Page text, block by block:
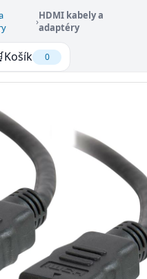
›HDMI kabely a
adaptéry
Košík 0